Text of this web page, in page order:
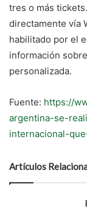
tres o más
directamente vía
habilitado por el
información
personalizada.
Fuente: https://
argentina-se-
internacional-
Artículos